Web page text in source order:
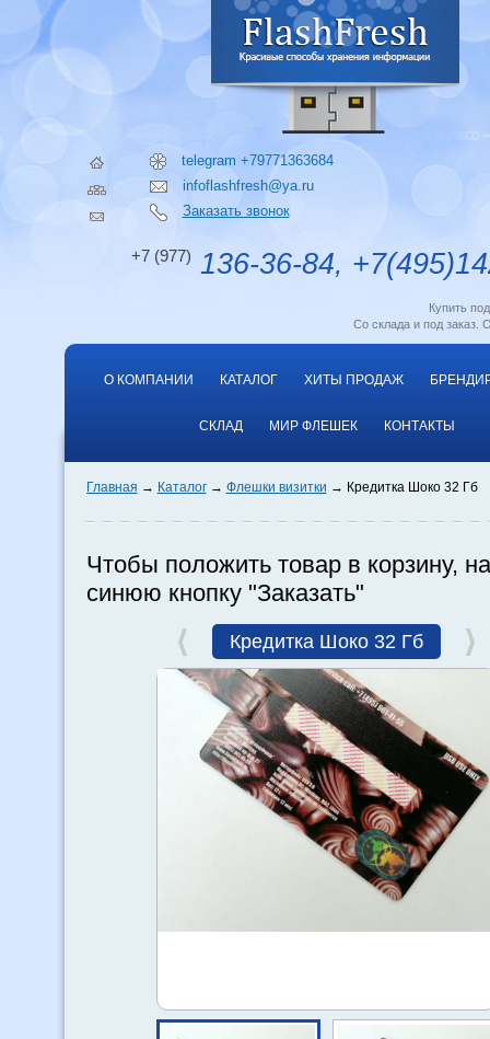
telegram +79771363684
infoflashfresh@ya.ru
Заказать звонок
+7 (977) 136-36-84,
Купить
Со склада и под заказ.
О КОМПАНИИ КАТАЛОГ ХИТЫ ПРОДАЖ
СКЛАД МИР ФЛЕШЕК КОНТАКТЫ
Главная Каталог Флешки визитки Кредитка Шоко 32 Гб
Чтобы положить товар в корзину,
синюю кнопку "Заказать"
Кредитка Шоко 32 Гб